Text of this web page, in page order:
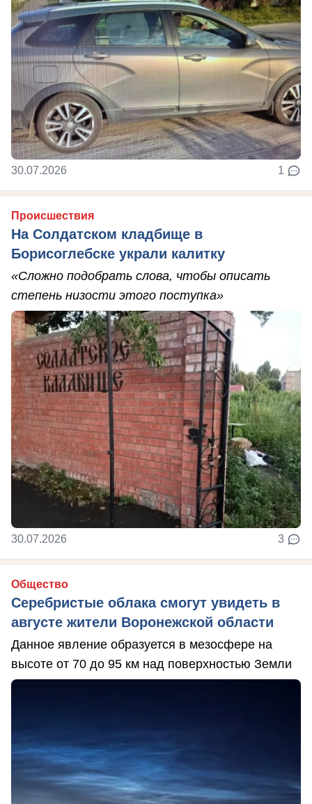
30.07.2026 1
Происшествия
На Солдатском кладбище в
Борисоглебске украли калитку
«Сложно подобрать слова, чтобы описать
степень низости этого поступка»
30.07.2026 3
Общество
Серебристые облака смогут увидеть в
августе жители Воронежской области
Данное явление образуется в мезосфере на
высоте от 70 до 95 км над поверхностью Земли